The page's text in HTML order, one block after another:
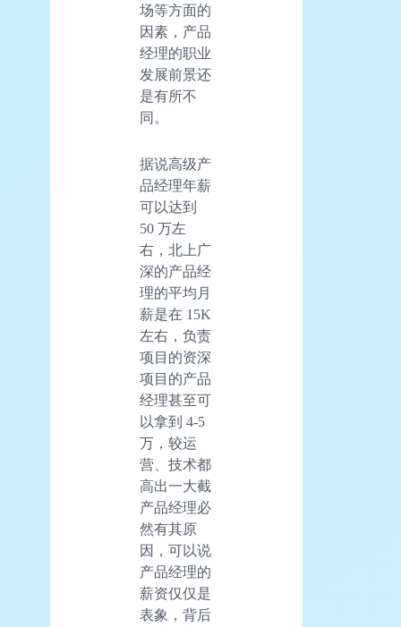
场等方面的
因素，产品
经理的职业
发展前景还
是有所不
同。
据说高级产
品经理年薪
可以达到
50 万左
右，北上广
深的产品经
理的平均月
薪是在 15K
左右，负责
项目的资深
项目的产品
经理甚至可
以拿到 4-5
万，较运
营、技术都
高出一大截
产品经理必
然有其原
因，可以说
产品经理的
薪资仅仅是
表象，背后